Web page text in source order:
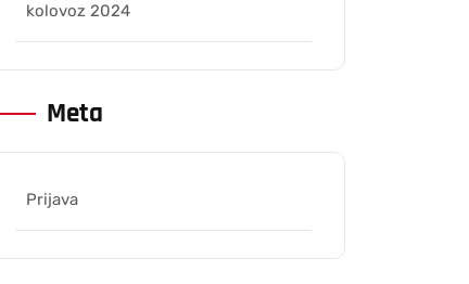
kolovoz 2024
Meta
Prijava